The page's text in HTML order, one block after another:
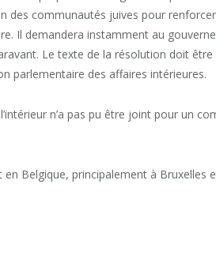
des communautés juives pour
Il demandera instamment au
Le texte de la résolution doit
parlementaire des affaires intérieures.
n’a pas pu être joint pour un
en Belgique, principalement à Bruxelles